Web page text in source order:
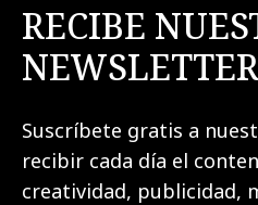
RECIBE
NEWSLETTER
Suscríbete gratis a
recibir cada día el
creatividad, publicidad,